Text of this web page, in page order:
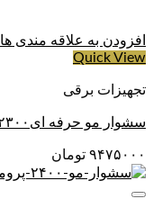
افزودن به علاقه مندی ها
Quick View
تجهیزات برقی
سشوار مو حرفه ای۲۳۰۰ وات پرومکس مدل ۷۲۳۰r
۹۴۷۵۰۰۰ تومان